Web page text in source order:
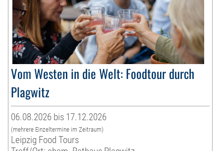
Vom Westen in die Welt: Foodtour durch
Plagwitz
06.08.2026 bis 17.12.2026
(mehrere Einzeltermine im Zeitraum)
Leipzig Food Tours